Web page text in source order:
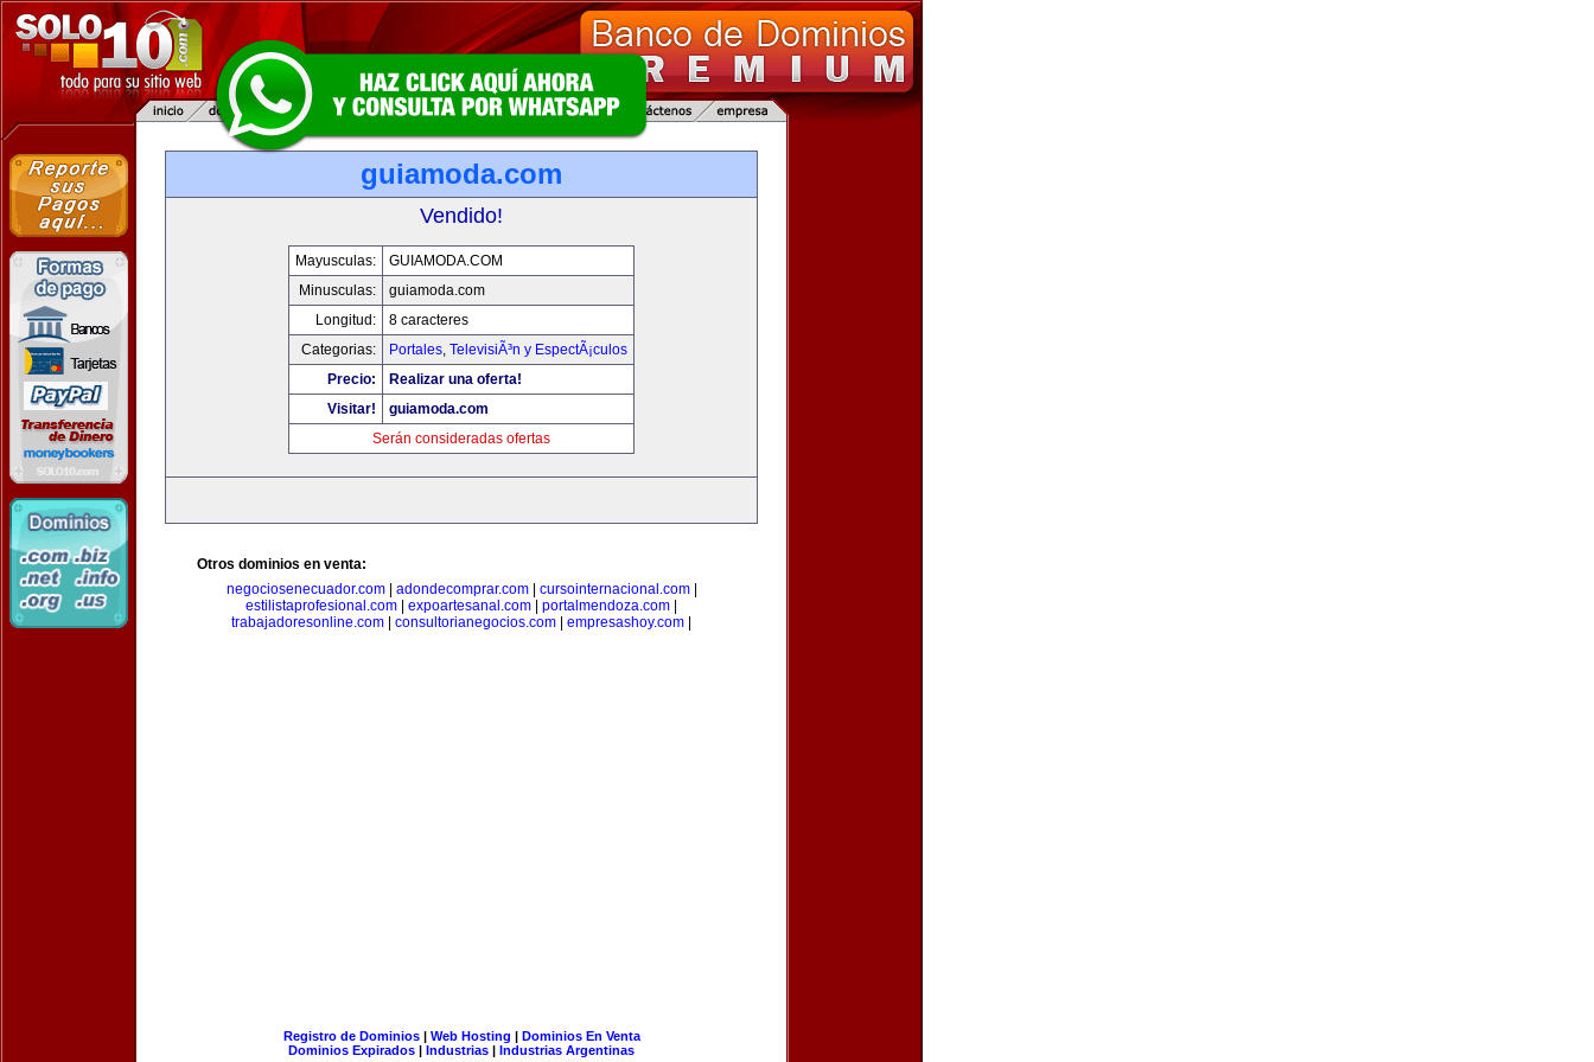
guiamoda.com
Vendido!
Mayusculas:
GUIAMODA.COM
Minusculas:
guiamoda.com
Longitud:
8 caracteres
Categorias:
Portales, TelevisiÃ³n y EspectÃ¡culos
Precio:
Realizar una oferta!
Visitar!
guiamoda.com
Serán consideradas ofertas
Otros dominios en venta:
negociosenecuador.com| adondecomprar.com| cursointernacional.com|
estilistaprofesional.com
expoartesanal.com portalmendoza.com
trabajadoresonline.com
consultorianegocios.com empresashoy.com
Registro de Dominios| Web Hosting | Dominios En Venta
Dominios Expirados | Industrias | Industrias Argentinas